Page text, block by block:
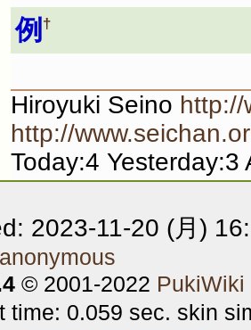
例 †
Hiroyuki Seino http://
http://
Today:4 Yesterday:3
2023-11-20 (月)
anonymous
© 2001-2022 PukiWiki
time: 0.059 sec. skin